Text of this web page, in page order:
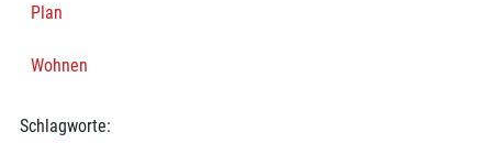
Plan
Wohnen
Schlagworte: